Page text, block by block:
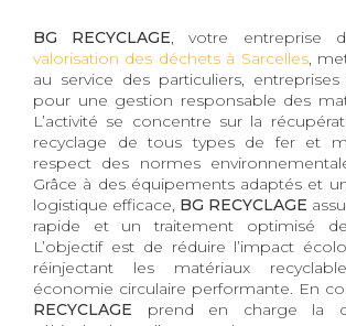
BG RECYCLAGE, votre entreprise
valorisation des déchets à Sarcelles,
au service des particuliers,
pour une gestion responsable des
L’activité se concentre sur la
recyclage de tous types de fer et
respect des normes
Grâce à des équipements adaptés et
logistique efficace, BG RECYCLAGE
rapide et un traitement optimisé
L’objectif est de réduire l’impact
réinjectant les matériaux
économie circulaire performante. En
RECYCLAGE prend en charge la